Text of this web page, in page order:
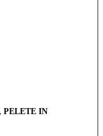
PELETE IN